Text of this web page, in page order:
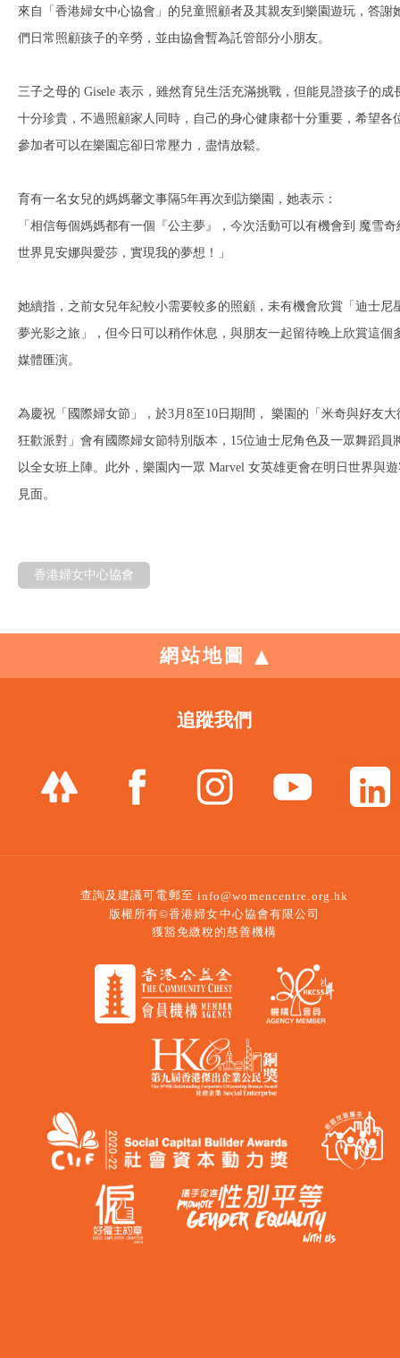
來自「香港婦女中心協會」的兒童照顧者及其親友到樂園遊玩，答謝
們日常照顧孩子的辛勞，並由協會暫為託管部分小朋友。
三子之母的 Gisele 表示，雖然育兒生活充滿挑戰，但能見證孩子的成
十分珍貴，不過照顧家人同時，自己的身心健康都十分重要，希望各
參加者可以在樂園忘卻日常壓力，盡情放鬆。
育有一名女兒的媽媽馨文事隔5年再次到訪樂園，她表示：
「相信每個媽媽都有一個『公主夢』，今次活動可以有機會到 魔雪奇
世界見安娜與愛莎，實現我的夢想！」
她續指，之前女兒年紀較小需要較多的照顧，未有機會欣賞「迪士尼
夢光影之旅」，但今日可以稍作休息，與朋友一起留待晚上欣賞這個
媒體匯演。
為慶祝「國際婦女節」，於3月8至10日期間， 樂園的「米奇與好友大
狂歡派對」會有國際婦女節特別版本，15位迪士尼角色及一眾舞蹈員
以全女班上陣。此外，樂園內一眾 Marvel 女英雄更會在明日世界與
見面。
香港婦女中心協會
網站地圖
追蹤我們
查詢及建議可電郵至 info@womencentre.org.hk
版權所有©香港婦女中心協會有限公司
獲豁免繳稅的慈善機構